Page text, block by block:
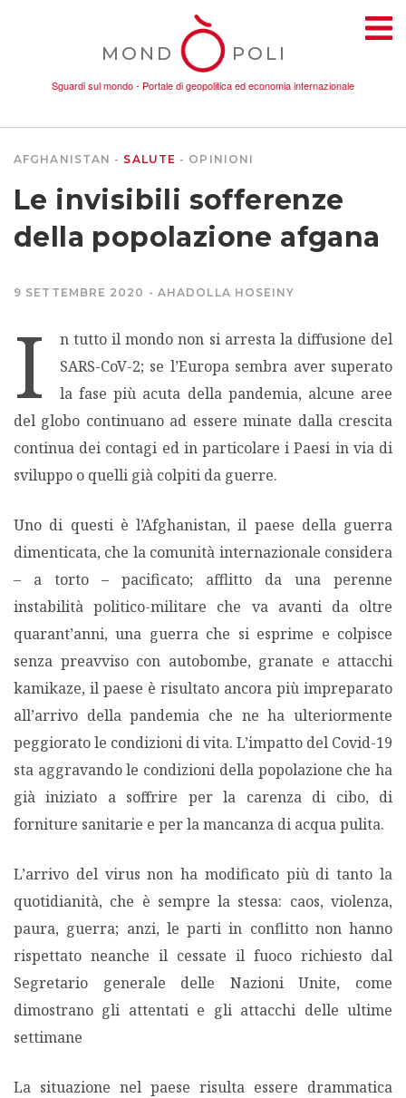
MOND POLI
Sguardi sul mondo - Portale di geopolitica ed economia internazionale
AMBIENTE
DONNE
ECONOMIA
MIGRAZIONI
SALUTE
PUNTI DI VISTA
SGUARDI E VOCI
MONDO IN CIFRE
NAVIGANDO IN RETE
AUTORI
AFGHANISTAN SALUTE OPINIONI
Le invisibili sofferenze
della popolazione afgana
9 SETTEMBRE 2020 AHADOLLA HOSEINY
I
n tutto il mondo non si arresta la diffusione del
SARS-CoV-2; se l’Europa sembra aver superato
la fase più acuta della pandemia, alcune aree
del globo continuano ad essere minate dalla crescita
continua dei contagi ed in particolare i Paesi in via di
sviluppo o quelli già colpiti da guerre.
Uno di questi è l’Afghanistan, il paese della guerra
dimenticata, che la comunità internazionale considera
– a torto – pacificato; afflitto da una perenne
instabilità politico-militare che va avanti da oltre
quarant’anni, una guerra che si esprime e colpisce
senza preavviso con autobombe, granate e attacchi
kamikaze, il paese è risultato ancora più impreparato
all’arrivo della pandemia che ne ha ulteriormente
peggiorato le condizioni di vita. L’impatto del Covid-19
sta aggravando le condizioni della popolazione che ha
già iniziato a soffrire per la carenza di cibo, di
forniture sanitarie e per la mancanza di acqua pulita.
L’arrivo del virus non ha modificato più di tanto la
quotidianità, che è sempre la stessa: caos, violenza,
paura, guerra; anzi, le parti in conflitto non hanno
rispettato neanche il cessate il fuoco richiesto dal
Segretario generale delle Nazioni Unite, come
dimostrano gli attentati e gli attacchi delle ultime
settimane
La situazione nel paese risulta essere drammatica